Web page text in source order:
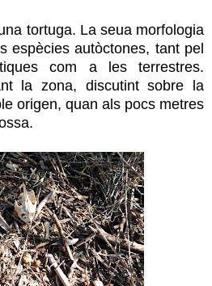
tortuga. La seua morfologia
espècies autòctones, tant pel
com a les terrestres.
la zona, discutint sobre la
origen, quan als pocs metres